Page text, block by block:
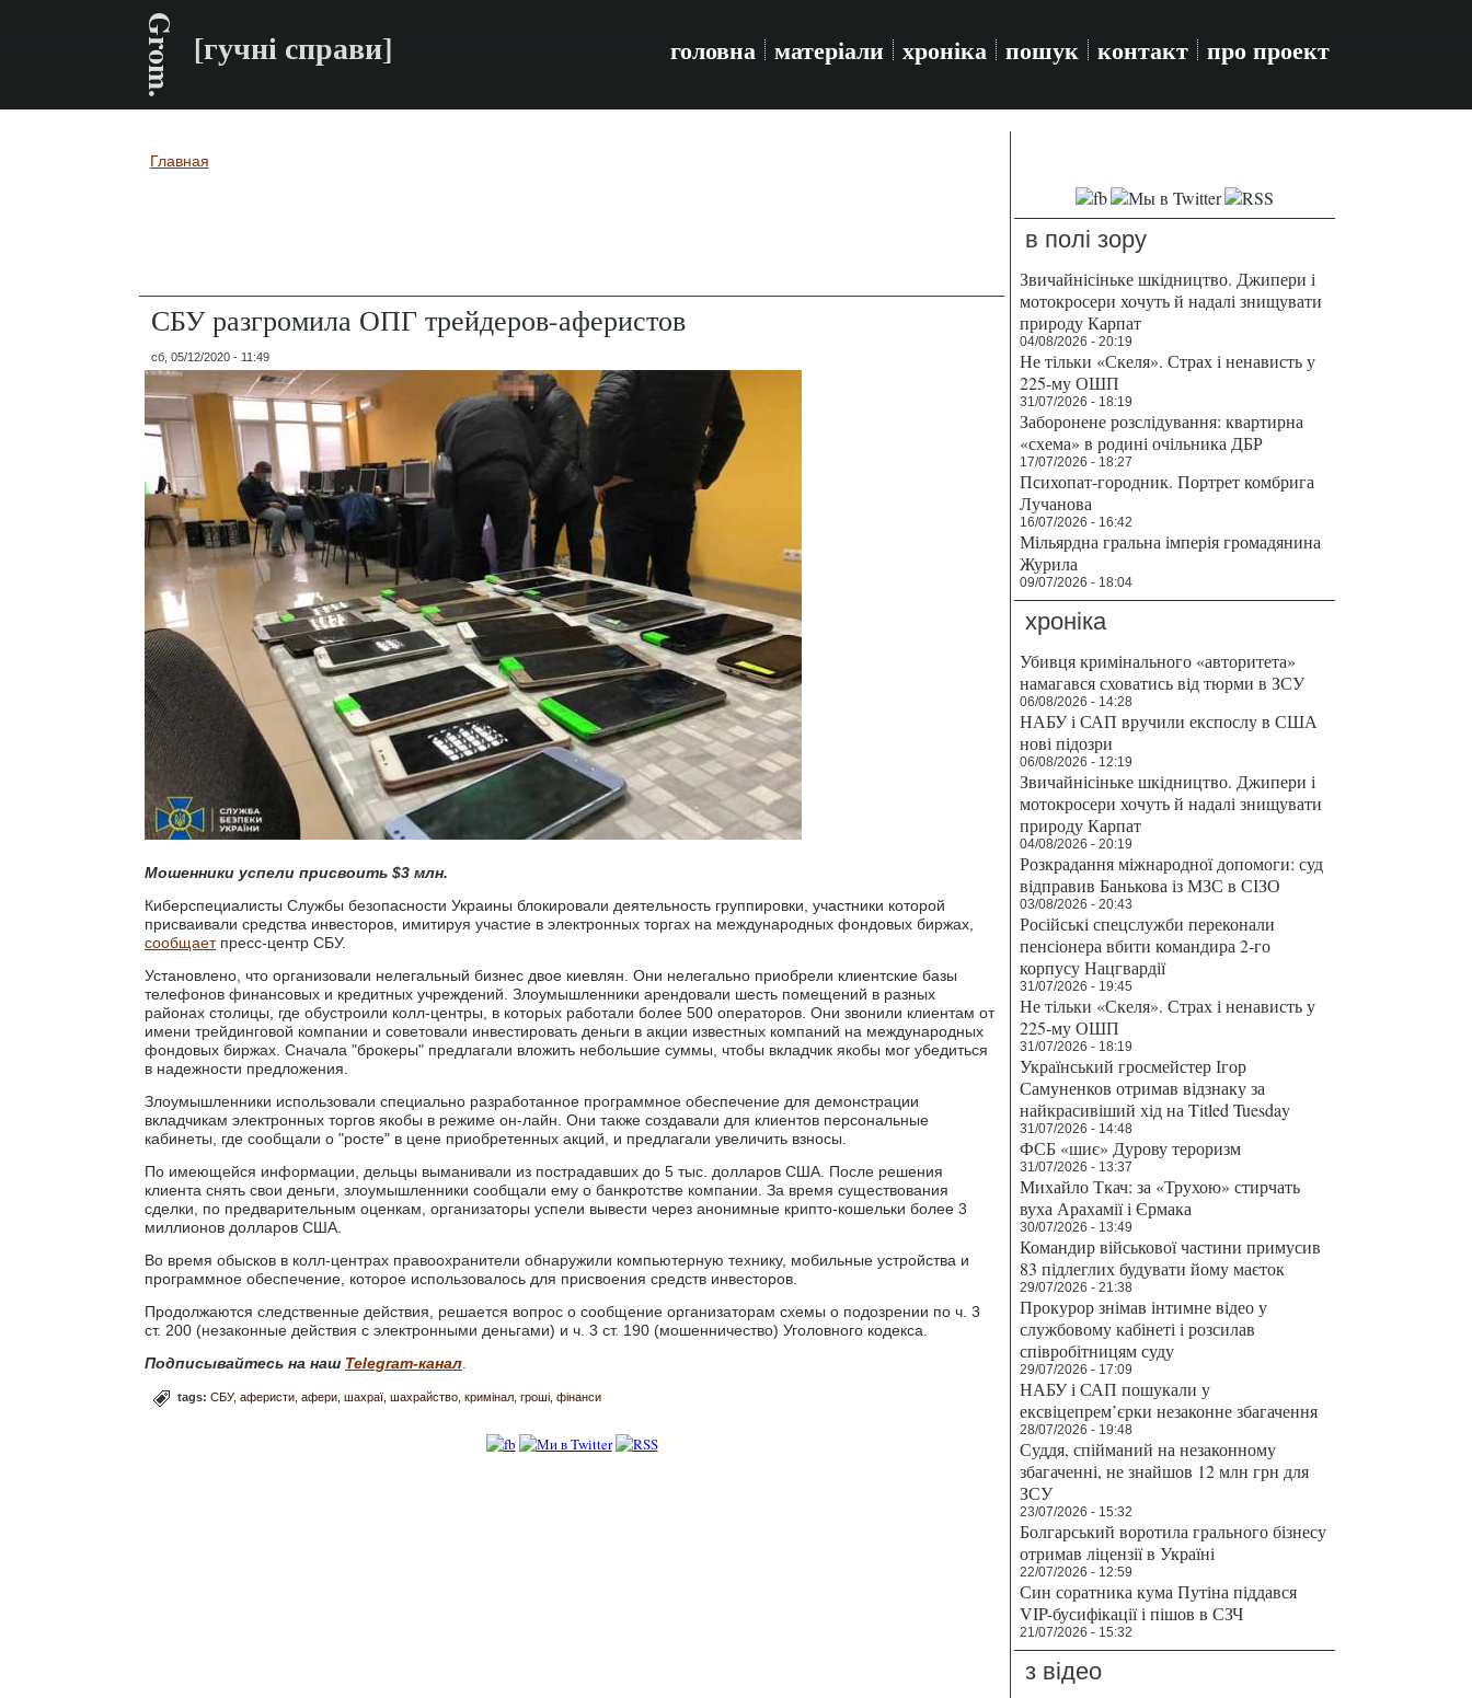
Grom. [гучні справи] головна матеріали хроніка пошук контакт про проект
Вы здесь
Главная
СБУ разгромила ОПГ трейдеров-аферистов
сб, 05/12/2020 - 11:49
Мошенники успели присвоить $3 млн.
Киберспециалисты Службы безопасности Украины блокировали деятельность группировки, участники которой
присваивали средства инвесторов, имитируя участие в электронных торгах на международных фондовых биржах,
сообщаетпресс-центр СБУ.
Установлено, что организовали нелегальный бизнес двое киевлян. Они нелегально приобрели клиентские базы
телефонов финансовых и кредитных учреждений. Злоумышленники арендовали шесть помещений в разных
районах столицы, где обустроили колл-центры, в которых работали более 500 операторов. Они звонили клиентам от
имени трейдинговой компании и советовали инвестировать деньги в акции известных компаний на международных
фондовых биржах. Сначала "брокеры" предлагали вложить небольшие суммы, чтобы вкладчик якобы мог убедиться
в надежности предложения.
Злоумышленники использовали специально разработанное программное обеспечение для демонстрации
вкладчикам электронных торгов якобы в режиме он-лайн. Они также создавали для клиентов персональные
кабинеты, где сообщали о "росте" в цене приобретенных акций, и предлагали увеличить взносы.
По имеющейся информации, дельцы выманивали из пострадавших до 5 тыс. долларов США. После решения
клиента снять свои деньги, злоумышленники сообщали ему о банкротстве компании. За время существования
сделки, по предварительным оценкам, организаторы успели вывести через анонимные крипто-кошельки более 3
миллионов долларов США.
Во время обысков в колл-центрах правоохранители обнаружили компьютерную технику, мобильные устройства и
программное обеспечение, которое использовалось для присвоения средств инвесторов.
Продолжаются следственные действия, решается вопрос о сообщение организаторам схемы о подозрении по ч. 3
ст. 200 (незаконные действия с электронными деньгами) и ч. 3 ст. 190 (мошенничество) Уголовного кодекса.
Подписывайтесь на наш Telegram-канал
tags: СБУ аферисти афери шахраї шахрайство кримінал гроші фінанси
в полі зору
Звичайнісіньке шкідництво. Джипери і
мотокросери хочуть й надалі знищувати
природу Карпат
04/08/2026 - 20:19
Не тільки «Скеля». Страх і ненависть у
225-му ОШП
31/07/2026 - 18:19
Заборонене розслідування: квартирна
«схема» в родині очільника ДБР
17/07/2026 - 18:27
Психопат-городник. Портрет комбрига
Лучанова
16/07/2026 - 16:42
Мільярдна гральна імперія громадянина
Журила
09/07/2026 - 18:04
хроніка
Убивця кримінального «авторитета»
намагався сховатись від тюрми в ЗСУ
06/08/2026 - 14:28
НАБУ і САП вручили експослу в США
нові підозри
06/08/2026 - 12:19
Звичайнісіньке шкідництво. Джипери і
мотокросери хочуть й надалі знищувати
природу Карпат
04/08/2026 - 20:19
Розкрадання міжнародної допомоги: суд
відправив Банькова із МЗС в СІЗО
03/08/2026 - 20:43
Російські спецслужби переконали
пенсіонера вбити командира 2-го
корпусу Нацгвардії
31/07/2026 - 19:45
Не тільки «Скеля». Страх і ненависть у
225-му ОШП
31/07/2026 - 18:19
Український гросмейстер Ігор
Самуненков отримав відзнаку за
найкрасивіший хід на Titled Tuesday
31/07/2026 - 14:48
ФСБ «шиє» Дурову тероризм
31/07/2026 - 13:37
Михайло Ткач: за «Трухою» стирчать
вуха Арахамії і Єрмака
30/07/2026 - 13:49
Командир військової частини примусив
83 підлеглих будувати йому маєток
29/07/2026 - 21:38
Прокурор знімав інтимне відео у
службовому кабінеті і розсилав
співробітницям суду
29/07/2026 - 17:09
НАБУ і САП пошукали у
ексвіцепрем’єрки незаконне збагачення
28/07/2026 - 19:48
Суддя, спійманий на незаконному
збагаченні, не знайшов 12 млн грн для
ЗСУ
23/07/2026 - 15:32
Болгарський воротила грального бізнесу
отримав ліцензії в Україні
22/07/2026 - 12:59
Син соратника кума Путіна піддався
VIP-бусифікації і пішов в СЗЧ
21/07/2026 - 15:32
з відео